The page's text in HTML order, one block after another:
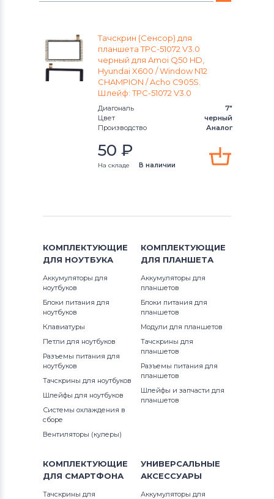
Тачскрины для планшетовRolsen
Тачскрины для планшетовHTC
Тачскрины для планшетовPrestigio
Тачскрины для планшетов
Тачскрины для планшетов
Тачскрины для планшетовMystery
Freelander
Тачскрины для планшетовPloyer
Тачскрины для планшетов
Аккумуляторы для радиостанций
Тачскрины для планшетовPipo
Тачскрины для планшетовChina
Тачскрины для планшетов
Тачскрины для планшетовLenovo
Тачскрин (Сенсор) для
планшета TPC-51072 V3.0
черный для Amoi Q50 HD,
Hyundai X600 / Window N12
CHAMPION / Acho C905S.
Шлейф: TPC-51072 V3.0
Диагональ
7"
Цвет
черный
Производство
Аналог
50 ₽
На складе В наличии
КОМПЛЕКТУЮЩИЕ
ДЛЯ НОУТБУКА
Аккумуляторы для
ноутбуков
Блоки питания для
ноутбуков
Клавиатуры
Петли для ноутбуков
Разъемы питания для
ноутбуков
Тачскрины для ноутбуков
Шлейфы для ноутбуков
Системы охлаждения в
сборе
Вентиляторы (кулеры)
КОМПЛЕКТУЮЩИЕ
ДЛЯ ПЛАНШЕТА
Аккумуляторы для
планшетов
Блоки питания для
планшетов
Модули для планшетов
Тачскрины для
планшетов
Разъемы питания для
планшетов
Шлейфы и запчасти для
планшетов
КОМПЛЕКТУЮЩИЕ
ДЛЯ СМАРТФОНА
Тачскрины для
УНИВЕРСАЛЬНЫЕ
АКСЕССУАРЫ
Аккумуляторы для